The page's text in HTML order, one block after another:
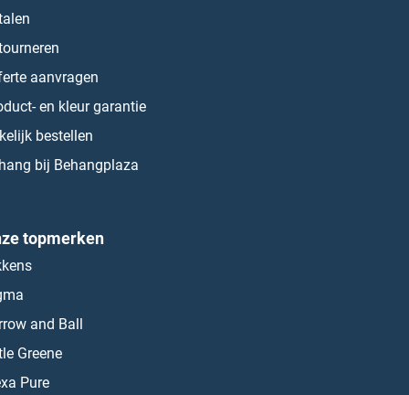
aanvragen
en kleur garantie
bestellen
bij Behangplaza
topmerken
and Ball
Greene
Pure